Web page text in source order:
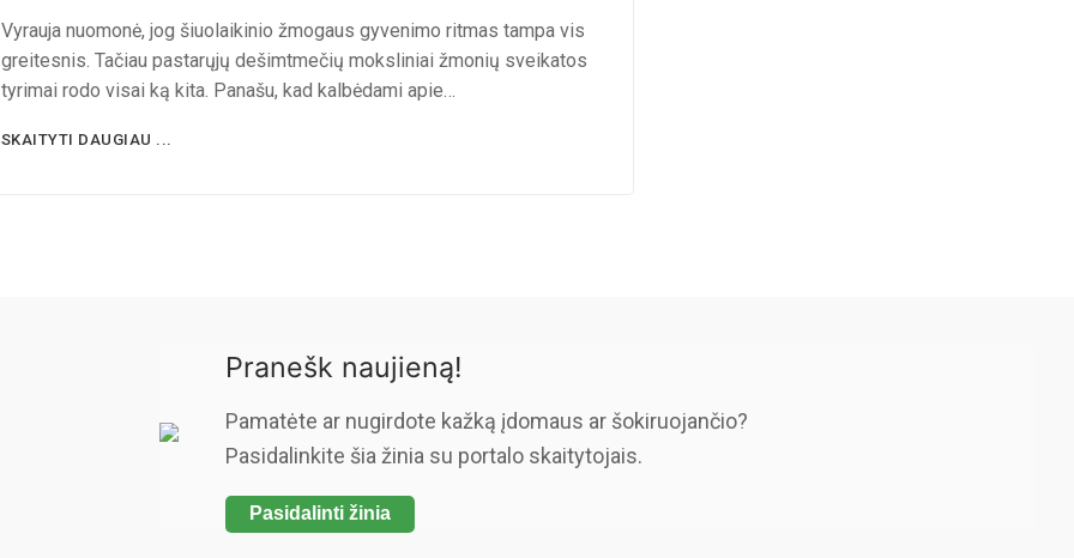
Vyrauja nuomonė, jog šiuolaikinio žmogaus gyvenimo ritmas tampa vis
greitesnis. Tačiau pastarųjų dešimtmečių moksliniai žmonių sveikatos
tyrimai rodo visai ką kita. Panašu, kad kalbėdami apie…
SKAITYTI DAUGIAU ...
Pranešk naujieną!
Pamatėte ar nugirdote kažką įdomaus ar šokiruojančio?
Pasidalinkite šia žinia su portalo skaitytojais.
Pasidalinti žinia